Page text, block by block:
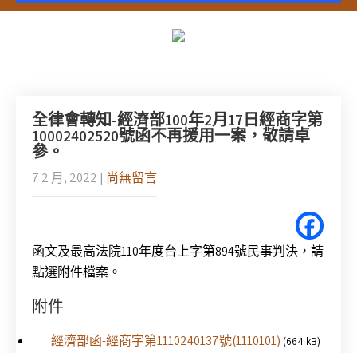
全律會轉知-經濟部100年2月17日經商字第
10002402520號函不再援用一案，敬請卓
參。
7 2 月, 2022 | 尚無留言
函文及最高法院110年度台上字第894號民事判決，請
點選附件檔案。
附件
經濟部函-經商字第1110240137號(1110101) (664 kB)